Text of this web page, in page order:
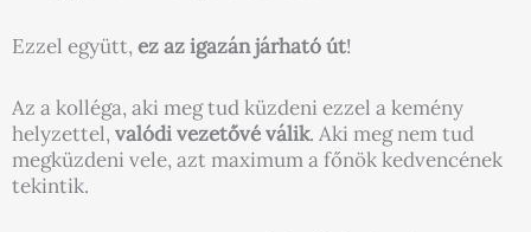
Ezzel együtt,ez az igazán járható út!
Az a kolléga, aki meg tud küzdeni ezzel a kemény
helyzettel,valódi vezetővé válik. Aki meg nem tud
megküzdeni vele, azt maximum a főnök kedvencének
tekintik.